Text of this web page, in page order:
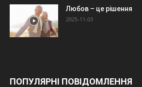
Любов – це рішення
2025-11-03
ПОПУЛЯРНІ ПОВІДОМЛЕННЯ